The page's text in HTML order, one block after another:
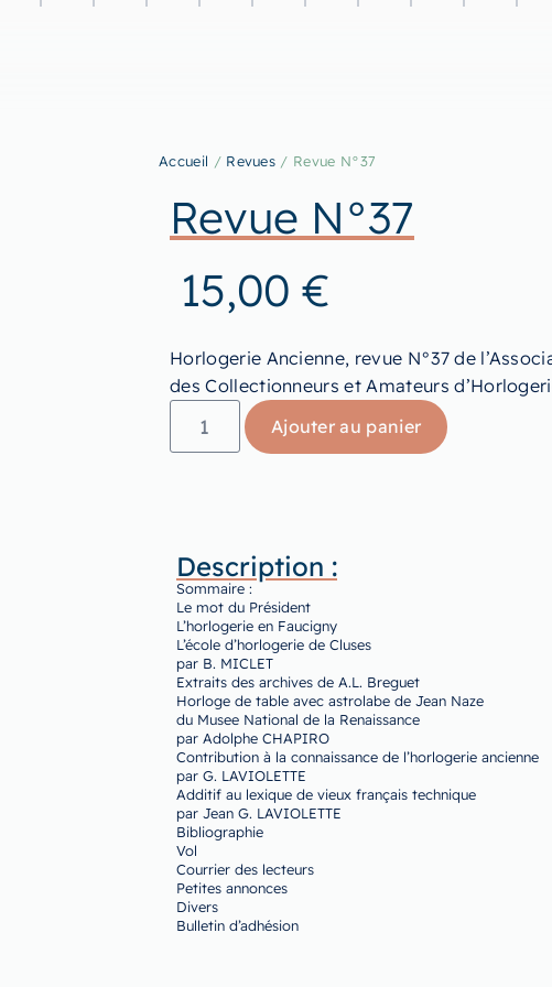
Accueil / Revues / Revue N°37
Revue N°37
15,00 €
Horlogerie Ancienne, revue N°37 de
des Collectionneurs et Amateurs
Ajouter au panier
Description :
Sommaire :
Le mot du Président
L’horlogerie en Faucigny
L’école d’horlogerie de Cluses
par B. MICLET
Extraits des archives de A.L. Breguet
Horloge de table avec astrolabe de Jean Naze
du Musee National de la Renaissance
par Adolphe CHAPIRO
Contribution à la connaissance de l’horlogerie ancienne
par G. LAVIOLETTE
Additif au lexique de vieux français technique
par Jean G. LAVIOLETTE
Bibliographie
Vol
Courrier des lecteurs
Petites annonces
Divers
Bulletin d’adhésion